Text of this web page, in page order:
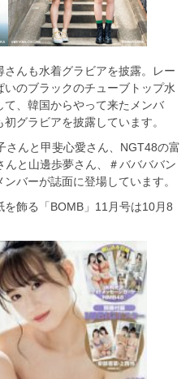
んも水着グラビアを披露。レー
のブラックのチューブトップ水
、韓国からやって来たメンバ
グラビアを披露しています。
さんと甲斐心愛さん、NGT48の富
と山邊歩夢さん、＃ババババン
バーが誌面に登場しています。
飾る「BOMB」11月号は10月8